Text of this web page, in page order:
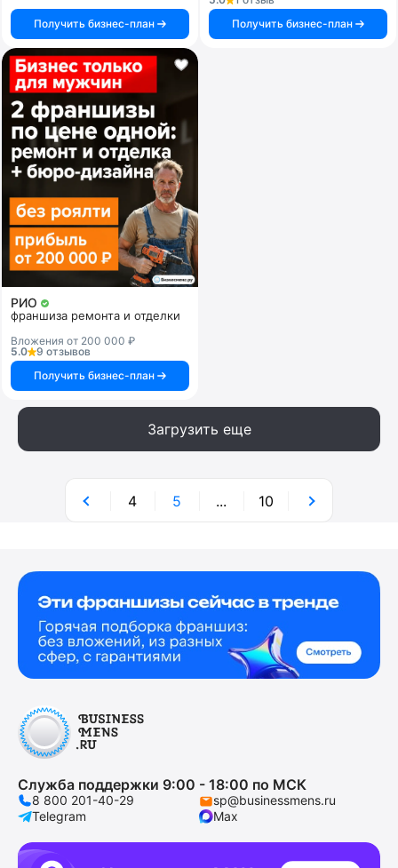
Получить бизнес-план
Получить бизнес-план
РИО
франшиза ремонта и отделки
Вложения от 200 000 ₽
5.0
9 отзывов
Получить бизнес-план
Загрузить еще
4 5 ... 10
Служба поддержки 9:00 - 18:00 по МСК
8 800 201-40-29
sp@businessmens.ru
Telegram
Max